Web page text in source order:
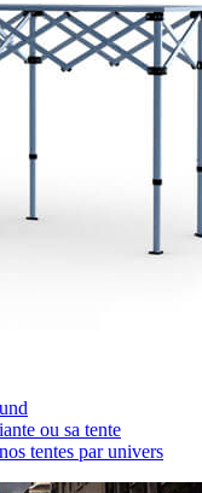
ou sa tente
tentes par univers